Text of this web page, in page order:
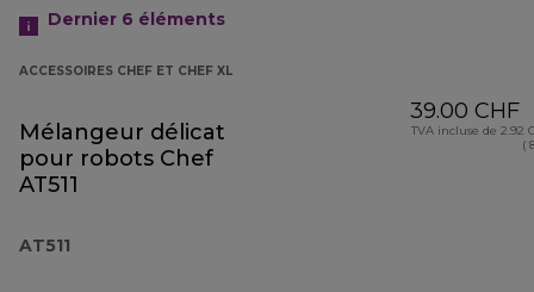
Dernier 6 éléments
ACCESSOIRES CHEF ET CHEF XL
Mélangeur délicat
pour robots Chef
AT511
AT511
39.00 CHF
TVA incluse de 2.92
(